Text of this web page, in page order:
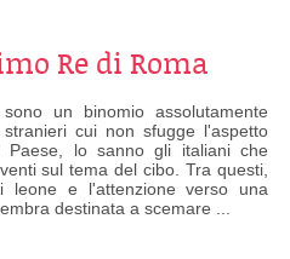
Re di Roma
un binomio assolutamente
cui non sfugge l'aspetto
Paese, lo sanno gli italiani che
sul tema del cibo. Tra questi,
e l'attenzione verso una
destinata a scemare ...